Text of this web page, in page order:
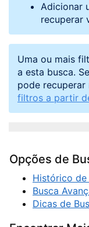
Adicionar
recuperar
Uma ou mais
a esta busca.
pode recuperar
filtros a partir
Opções de
Histórico de
Busca
Dicas de